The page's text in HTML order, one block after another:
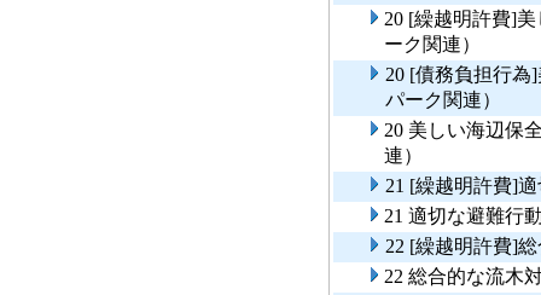
20 [繰越明許費]
ーク関連）
20 [債務負担行為
パーク関連）
20 美しい海辺保
連）
21 [繰越明許費]
21 適切な避難行
22 [繰越明許費]
22 総合的な流木